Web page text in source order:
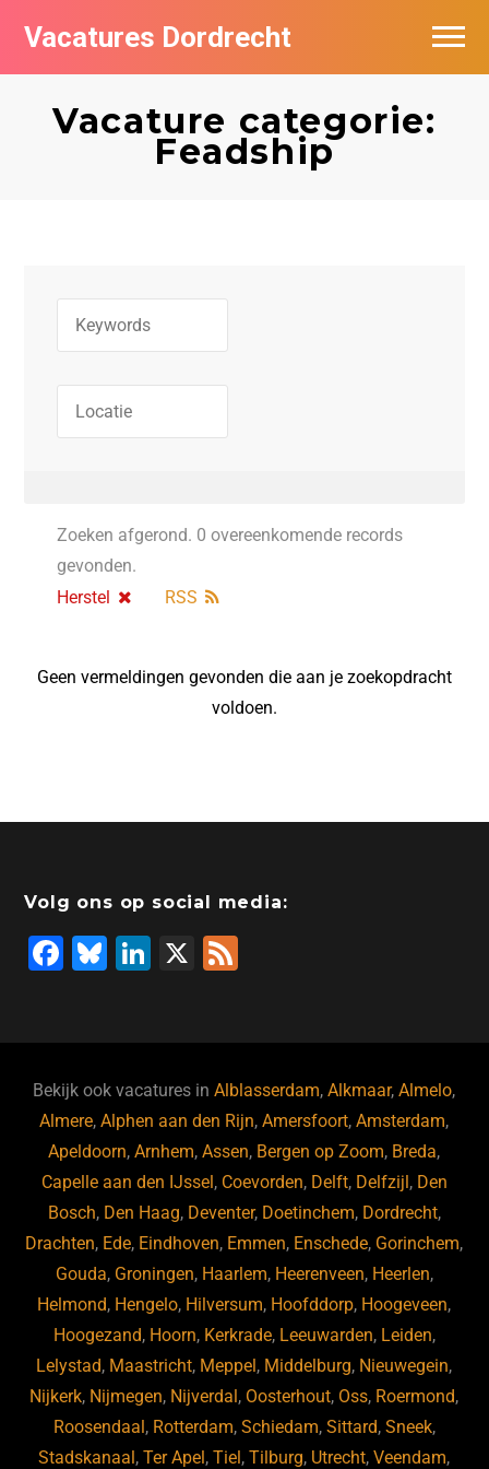
Vacatures Dordrecht
Vacature categorie:
Feadship
Zoeken afgerond. 0 overeenkomende records
gevonden.
Herstel
RSS
Geen vermeldingen gevonden die aan je zoekopdracht
voldoen.
Volg ons op social media:
F
b
o
o
k
Bl
ky
Li
dI
n
X
Bekijk ook vacatures inAlblasserdam,Alkmaar,Almelo,
Almere,Alphen aan den Rijn,Amersfoort,Amsterdam,
Apeldoorn,Arnhem,Assen, Bergen op Zoom, Breda,
Capelle aan den IJssel , Coevorden, Delft, Delfzijl , Den
Bosch, Den Haag, Deventer, Doetinchem, Dordrecht,
Drachten, Ede, Eindhoven, Emmen, Enschede, Gorinchem,
Gouda, Groningen, Haarlem, Heerenveen, Heerlen,
Helmond, Hengelo, Hilversum, Hoofddorp, Hoogeveen,
Hoogezand, Hoorn, Kerkrade, Leeuwarden, Leiden,
Lelystad, Maastricht, Meppel , Middelburg, Nieuwegein,
Nijkerk, Nijmegen, Nijverdal , Oosterhout, Oss, Roermond,
Roosendaal , Rotterdam, Schiedam, Sittard, Sneek,
Stadskanaal ,Ter Apel ,Tiel ,Tilburg, Utrecht,Veendam,
Vacatures per bedrijf
De populairste vacatures in Dordrecht